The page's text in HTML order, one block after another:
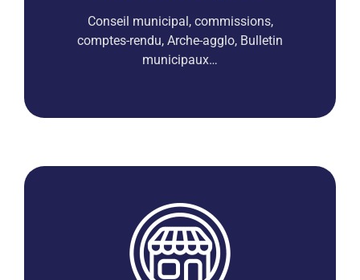
Conseil municipal, commissions,
comptes-rendu, Arche-agglo, Bulletin
municipaux…